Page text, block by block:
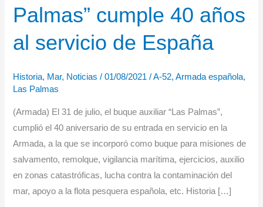
Palmas” cumple 40 años
al servicio de España
Historia, Mar, Noticias /01/08/2021/A-52,Armada española,
Las Palmas
(Armada) El 31 de julio, el buque auxiliar “Las Palmas”,
cumplió el 40 aniversario de su entrada en servicio en la
Armada, a la que se incorporó como buque para misiones de
salvamento, remolque, vigilancia marítima, ejercicios, auxilio
en zonas catastróficas, lucha contra la contaminación del
mar, apoyo a la flota pesquera española, etc. Historia […]